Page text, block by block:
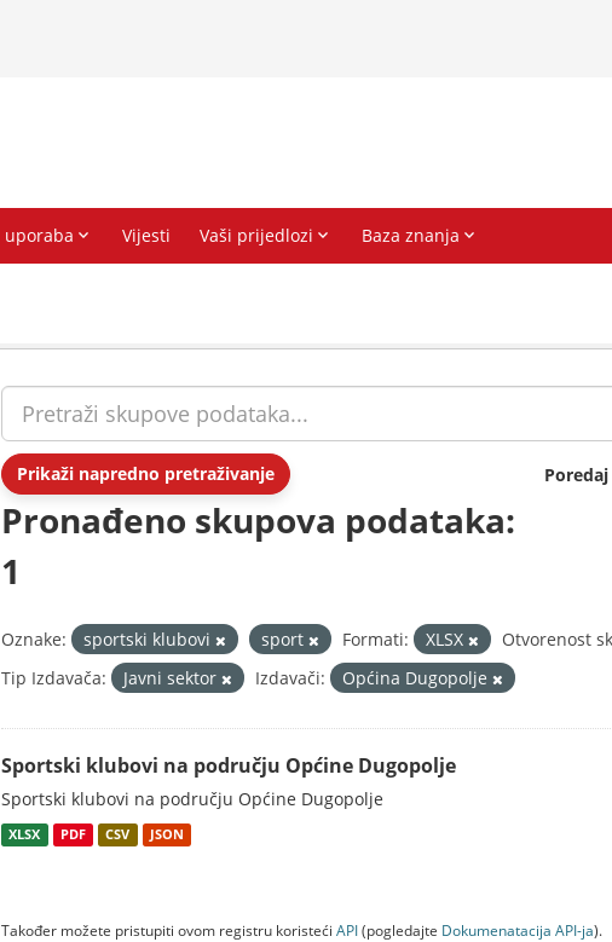
Prikaži napredno pretraživanje
Pronađeno skupova podataka:
1
Oznake: sportski klubovi sport Formati: XLSX Otvorenost
Tip Izdavača:
Javni sektor Izdavači: Općina Dugopolje
Sportski klubovi na području Općine Dugopolje
Sportski klubovi na području Općine Dugopolje
XLSX PDF CSV JSON
Također možete pristupiti ovom registru koristeći API(pogledajte Dokumenаtаcijа API-jа).